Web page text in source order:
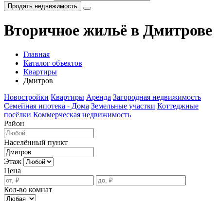
Продать недвижимость
Вторичное жильё в Дмитрове
Главная
Каталог объектов
Квартиры
Дмитров
Новостройки Квартиры Аренда Загородная недвижимость
Семейная ипотека - Дома Земельные участки Коттеджные
посёлки Коммерческая недвижимость
Район
Населённый пункт
Этаж
Цена
Кол-во комнат